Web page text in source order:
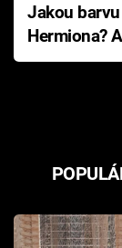
Jakou
Hermiona?
Pottera